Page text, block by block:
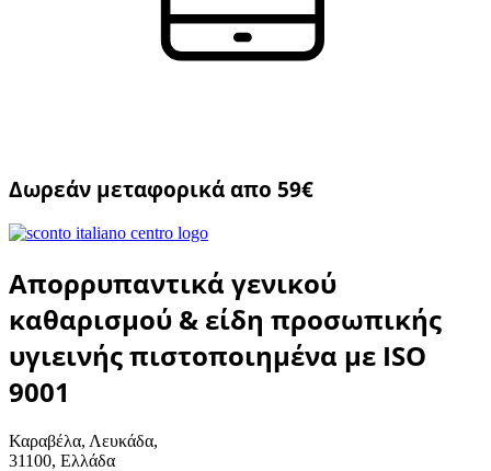
Δωρεάν μεταφορικά απο 59€
Απορρυπαντικά γενικού
καθαρισμού & είδη προσωπικής
υγιεινής πιστοποιημένα με ISO
9001
Καραβέλα, Λευκάδα,
31100, Ελλάδα